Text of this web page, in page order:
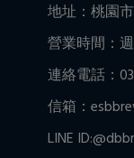
地址：桃園
營業時間：
連絡電話：
信箱：
LINE